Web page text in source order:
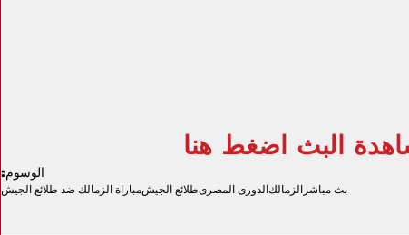
البث اضغط هنا
الوسوم:
بث مباشرالزمالكالدورى المصرىطلائع الجيشمباراة الزمالك ضد طلائع الجيش